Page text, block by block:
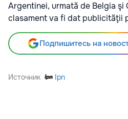
Argentinei, urmată de Belgia şi
clasament va fi dat publicităţii
Подпишитесь на
Источник Ipn